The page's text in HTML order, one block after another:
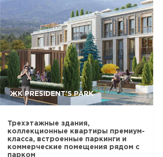
ЖК PRESIDENT'S PARK
Трехэтажные здания,
коллекционные квартиры премиум-
класса, встроенные паркинги и
коммерческие помещения рядом с
парком